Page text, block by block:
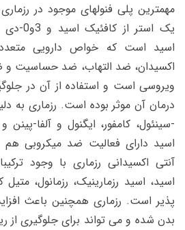
مهمترین پلی فنولهای موجود در
یک استر
اسید است که خواص دارویی
اکسیدان، ضد التهاب، ضد حساسیت و
ویروسی است و استفاده از آن در
-سینئول، کامفور، ایگنول و آلفا-
اسید دارای فعالیت ضد میکروبی
آنتی اکسیدانی رزماری با وجود
اسید، اسید رزمارینیک، رزمانول، متیل
پذیر است. رزماری همچنین باعث
بدن شده و می تواند برای جلوگیری